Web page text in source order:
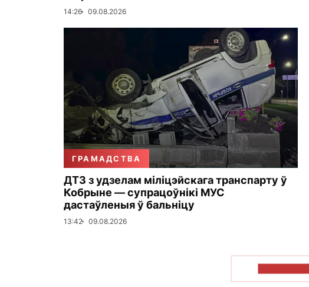
14:26 09.08.2026
ГРАМАДСТВА
ДТЗ з удзелам міліцэйскага транспарту ў
Кобрыне — супрацоўнікі МУС
дастаўленыя ў бальніцу
13:42 09.08.2026